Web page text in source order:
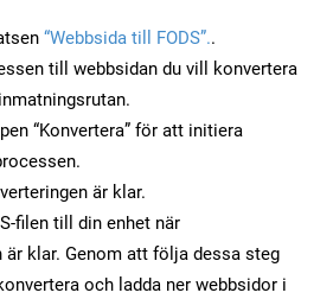
“Webbsida till FODS”..
till webbsidan du vill konvertera
“Konvertera” för att initiera
är klar.
filen till din enhet när
är klar. Genom att följa dessa steg
och ladda ner webbsidor i